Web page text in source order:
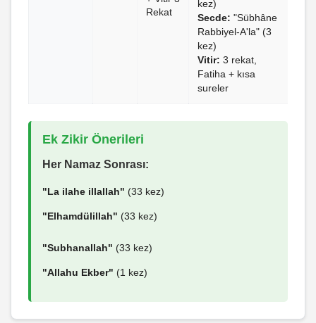
Rekat
kez)
Secde: "Sübhâne
Rabbiyel-A'la" (3
kez)
Vitir: 3 rekat,
Fatiha + kısa
sureler
Ek Zikir Önerileri
Her Namaz Sonrası:
"La ilahe illallah" (33 kez)
"Elhamdülillah" (33 kez)
"Subhanallah" (33 kez)
"Allahu Ekber" (1 kez)